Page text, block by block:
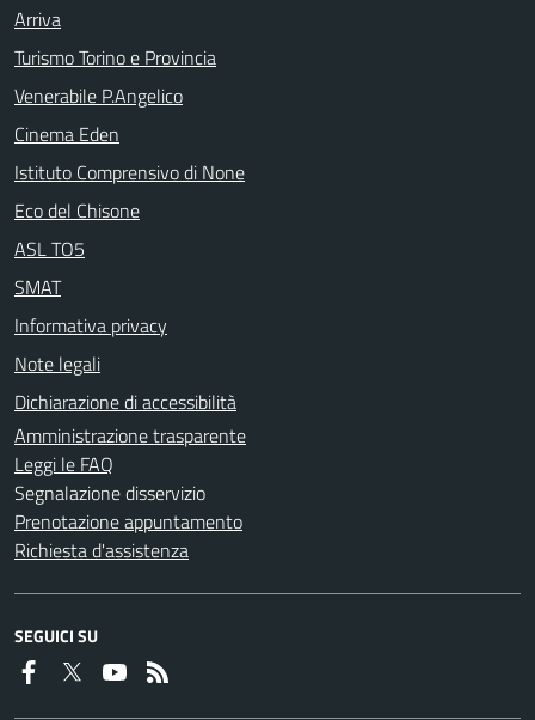
Arriva
Turismo Torino e Provincia
Venerabile P.Angelico
Cinema Eden
Istituto Comprensivo di None
Eco del Chisone
ASL TO5
SMAT
Informativa privacy
Note legali
Dichiarazione di accessibilità
Amministrazione trasparente
Leggi le FAQ
Segnalazione disservizio
Prenotazione appuntamento
Richiesta d'assistenza
SEGUICI SU